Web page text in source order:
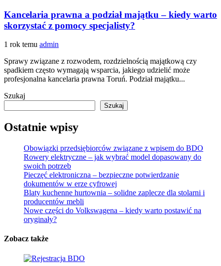
Kancelaria prawna a podział majątku – kiedy warto
skorzystać z pomocy specjalisty?
1 rok temu admin
Sprawy związane z rozwodem, rozdzielnością majątkową czy
spadkiem często wymagają wsparcia, jakiego udzielić może
profesjonalna kancelaria prawna Toruń. Podział majątku...
Szukaj
Szukaj
Ostatnie wpisy
Obowiązki przedsiębiorców związane z wpisem do BDO
Rowery elektryczne – jak wybrać model dopasowany do
swoich potrzeb
Pieczęć elektroniczna – bezpieczne potwierdzanie
dokumentów w erze cyfrowej
Blaty kuchenne hurtownia – solidne zaplecze dla stolarni i
producentów mebli
Nowe części do Volkswagena – kiedy warto postawić na
oryginały?
Zobacz także